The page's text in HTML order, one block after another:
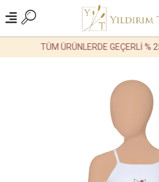
TÜM ÜRÜNLERDE GEÇERLİ %